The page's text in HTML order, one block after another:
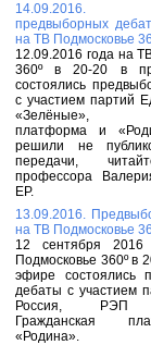
14.09.2016.
предвыборных
на ТВ Подмосковье
12.09.2016 года на
360º в 20-20 в
состоялись
с участием партий
«Зелёные»,
платформа и
решили не
передачи,
профессора
ЕР.
13.09.2016.
на ТВ Подмосковье
12 сентября
Подмосковье 360º в
эфире состоялись
дебаты с участием
Россия, РЭП
Гражданская
«Родина».